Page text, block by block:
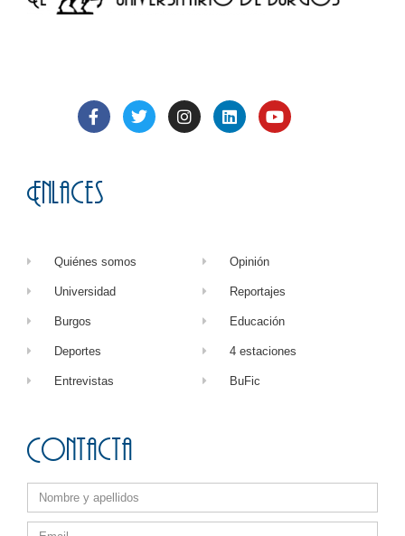
Enlaces
Quiénes somos
Universidad
Burgos
Deportes
Entrevistas
Opinión
Reportajes
Educación
4 estaciones
BuFic
Contacta